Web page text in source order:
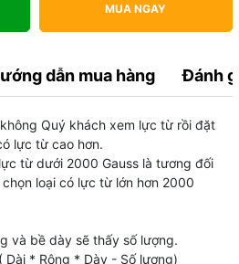
MUA NGAY
dẫn mua hàng Đánh
Quý khách xem lực từ rồi đặt
lực từ cao hơn.
từ dưới 2000 Gauss là tương đối
loại có lực từ lớn hơn 2000
và bề dày sẽ thấy số lượng.
* Rộng * Dày - Số lượng)